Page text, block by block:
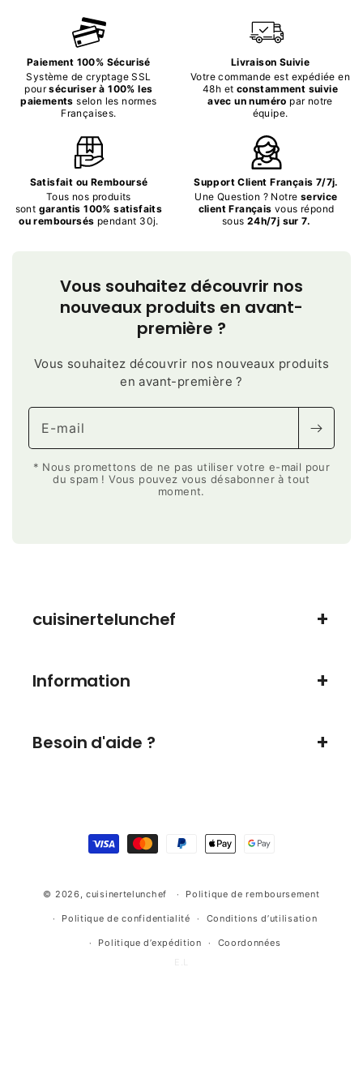
Paiement 100% Sécurisé
Système de cryptage SSL
poursécuriser à 100% les
paiements selon les normes
Françaises.
Livraison Suivie
Votre commande est expédiée en
48h et constamment suivie
avec un numéro par notre
équipe.
Satisfait ou Remboursé
Tous nos produits
sont garantis 100% satisfaits
ou remboursés pendant 30j.
Support Client Français 7/7j.
Une Question ? Notre service
client Français vous répond
sous 24h/7j sur 7.
Vous souhaitez découvrir nos
nouveaux produits en avant-
première ?
Vous souhaitez découvrir nos nouveaux produits
en avant-première ?
E-mail
* Nous promettons de ne pas utiliser votre e-mail pour
du spam ! Vous pouvez vous désabonner à tout
moment.
cuisinertelunchef
Information
Besoin d'aide ?
de
© 2026,cuisinertelunchef Politique de remboursement
Politique de confidentialité Conditions d’utilisation
Politique d’expédition
Coordonnées